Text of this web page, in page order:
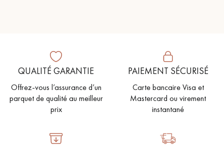
QUALITÉ GARANTIE
Offrez-vous l’assurance d’un
parquet de qualité au meilleur
prix
PAIEMENT SÉCURISÉ
Carte bancaire Visa et
Mastercard ou virement
instantané